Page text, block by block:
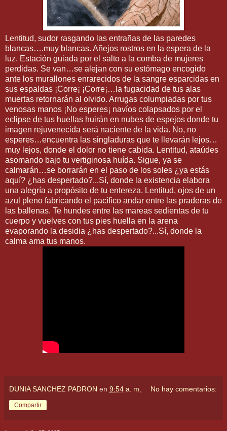
Lentitud, sudor rasgando las entrañas de las paredes
blancas….muy blancas. Añejos rostros en la espera de la
luz. Estación guiada por el salto a la comba de mujeres
perdidas. Se van…se alejan con su estómago encogido
ante los murallones enrarecidos de la sangre esparcidas en
sus espaldas ¡Corre¡ ¡Corre¡…la fugacidad de tus alas
muertas retornarán al olvido. Arrugas columpiadas por tus
venosas manos ¡No esperes¡ navíos colapsados por el
eclipse de tus huellas huirán en nubes de espejos donde tu
imagen rejuvenecida será naciente de la vida. No, no
esperes…encuentra las singladuras que te llevarán lejos…
muy lejos, donde el dolor no tiene cabida. Lentitud, ataúdes
asomando bajo tu vertiginosa huída. Sigue, ya se
calmarán…se borrarán en el paso de los soles ¿ya estás
aquí? ¿has despertado?...Sí, donde la existencia elabora
una alegría a propósito de tu entereza. Lentitud, ojos de un
azul pleno fabricando el pacífico andar entre las praderas de
las ballenas. Te hundes entre las mareas sedientas de tu
cuerpo y vuelves con tus pies huella en la arena
evaporando la desidia ¿has despertado?...Sí, donde la
calma ama tus manos.
DUNIA SANCHEZ PADRON en 9:54 a. m. No hay comentarios:
Compartir